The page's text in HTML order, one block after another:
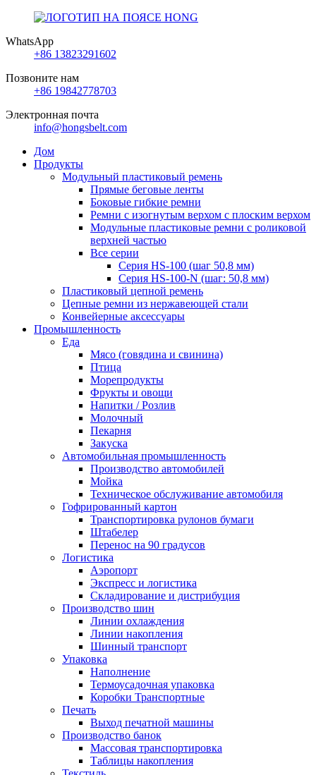
WhatsApp
+86 13823291602
Позвоните нам
+86 19842778703
Электронная почта
info@hongsbelt.com
Дом
Продукты
Модульный пластиковый ремень
Прямые беговые ленты
Боковые гибкие ремни
Ремни с изогнутым верхом с плоским верхом
Модульные пластиковые ремни с роликовой
верхней частью
Все серии
Серия HS-100 (шаг 50,8 мм)
Серия HS-100-N (шаг: 50,8 мм)
Пластиковый цепной ремень
Цепные ремни из нержавеющей стали
Конвейерные аксессуары
Промышленность
Еда
Мясо (говядина и свинина)
Птица
Морепродукты
Фрукты и овощи
Напитки / Розлив
Молочный
Пекарня
Закуска
Автомобильная промышленность
Производство автомобилей
Мойка
Техническое обслуживание автомобиля
Гофрированный картон
Транспортировка рулонов бумаги
Штабелер
Перенос на 90 градусов
Логистика
Аэропорт
Экспресс и логистика
Складирование и дистрибуция
Производство шин
Линии охлаждения
Линии накопления
Шинный транспорт
Упаковка
Наполнение
Термоусадочная упаковка
Коробки Транспортные
Печать
Выход печатной машины
Производство банок
Массовая транспортировка
Таблицы накопления